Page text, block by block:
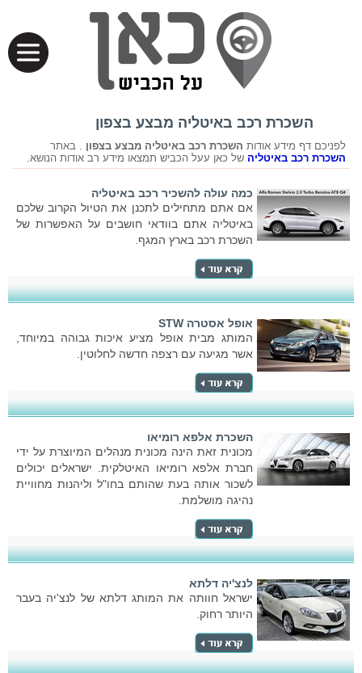
השכרת רכב באיטליה מבצע בצפון
לפניכם דף מידע אודות השכרת רכב באיטליה מבצע בצפון . באתר
השכרת רכב באיטליה של כאן עעל הכביש תמצאו מידע רב אודות הנושא.
כמה עולה להשכיר רכב באיטליה
אם אתם מתחילים לתכנן את הטיול הקרוב שלכם
באיטליה אתם בוודאי חושבים על האפשרות של
השכרת רכב בארץ המגף.
אופל אסטרה STW
המותג מבית אופל מציע איכות גבוהה במיוחד,
אשר מגיעה עם רצפה חדשה לחלוטין.
השכרת אלפא רומיאו
מכונית זאת הינה מכונית מנהלים המיוצרת על ידי
חברת אלפא רומיאו האיטלקית. ישראלים יכולים
לשכור אותה בעת שהותם בחו"ל וליהנות מחוויית
נהיגה מושלמת.
לנצ'יה דלתא
ישראל חוותה את המותג דלתא של לנצ'יה בעבר
היותר רחוק.